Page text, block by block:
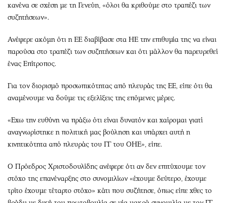
κανένα σε σχέση με τη Γενεύη, «όλοι θα κριθούμε στο τραπέζι των
συζητήσεων».
Ανέφερε ακόμη ότι η ΕΕ διαβίβασε στα ΗΕ την επιθυμία της να είναι
παρούσα στο τραπέζι των συζητήσεων και ότι μάλλον θα παρευρεθεί
ένας Επίτροπος.
Για τον διορισμό προσωπικότητας από πλευράς της ΕΕ, είπε ότι θα
αναμένουμε να δούμε τις εξελίξεις της επόμενες μέρες.
«Εχω την ευθύνη να πράξω ότι είναι δυνατόν και χαίρομαι γιατί
αναγνωρίστηκε η πολιτική μας βούληση και υπάρχει αυτή η
κινητικότητα από πλευράς του ΓΓ του ΟΗΕ», είπε.
Ο Πρόεδρος Χριστοδουλίδης ανέφερε ότι αν δεν επιτύχουμε τον
στόχο της επανέναρξης στο συνομιλίων «έχουμε δεύτερο, έχουμε
τρίτο έχουμε τέταρτο στόχο» κάτι που συζήτησε, όπως είπε χθες το